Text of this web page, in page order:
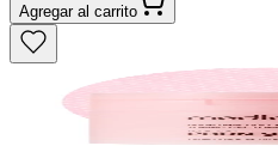
Agregar al carrito